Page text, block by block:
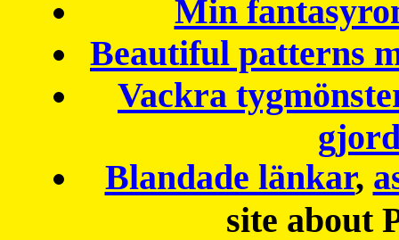
Min
Beautiful patterns
Vackra
Blandade länkar,
site about